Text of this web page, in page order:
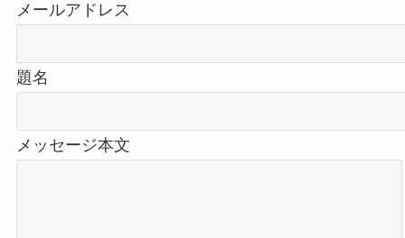
メールアドレス
題名
メッセージ本文